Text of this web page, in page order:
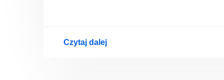
Czytaj dalej